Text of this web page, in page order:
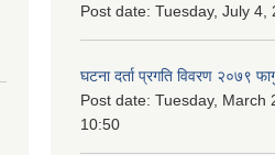
Post date: Tuesday, July 4,
घटना दर्ता प्रगति विवरण २०७९
Post date: Tuesday, March
10:50